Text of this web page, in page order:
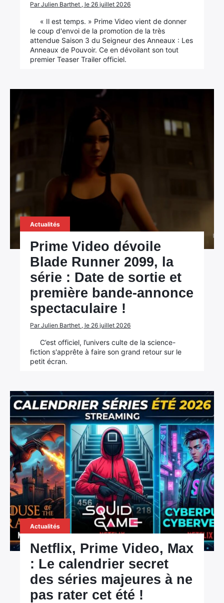
Par Julien Barthet , le 26 juillet 2026
« Il est temps. » Prime Video vient de donner
le coup d'envoi de la promotion de la très
attendue Saison 3 du Seigneur des Anneaux : Les
Anneaux de Pouvoir. Ce en dévoilant son tout
premier Teaser Trailer officiel.
Actualités
Prime Video dévoile
Blade Runner 2099, la
série : Date de sortie et
première bande-annonce
spectaculaire !
Par Julien Barthet , le 26 juillet 2026
C’est officiel, l’univers culte de la science-
fiction s'apprête à faire son grand retour sur le
petit écran.
Actualités
Netflix, Prime Video, Max
: Le calendrier secret
des séries majeures à ne
pas rater cet été !